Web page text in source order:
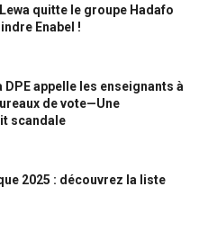
quitte le groupe Hadafo
Enabel !
DPE appelle les enseignants à
de vote—Une
scandale
2025 : découvrez la liste